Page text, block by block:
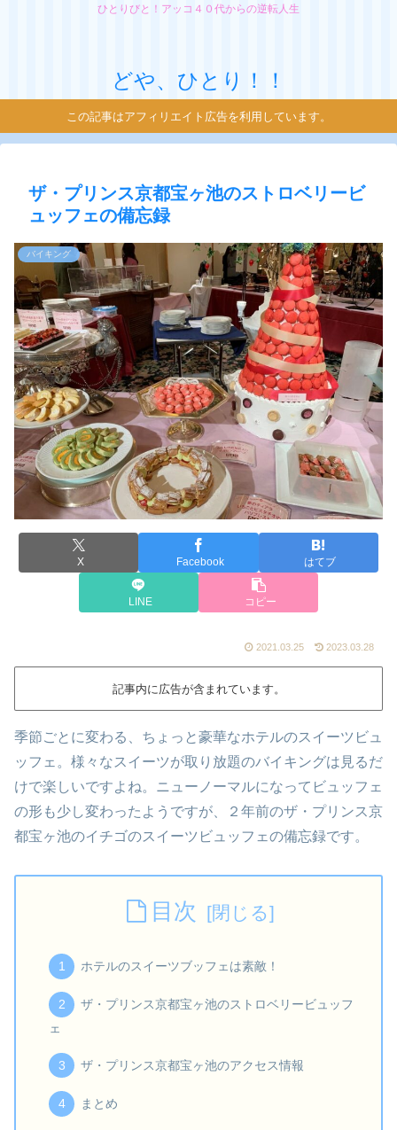
ひとりびと！アッコ４０代からの逆転人生
どや、ひとり！！
この記事はアフィリエイト広告を利用しています。
ザ・プリンス京都宝ヶ池のストロベリービ
ュッフェの備忘録
バイキング
X Facebook はてブ
LINE コピー
2021.03.25 2023.03.28
記事内に広告が含まれています。
季節ごとに変わる、ちょっと豪華なホテルのスイーツビュ
ッフェ。様々なスイーツが取り放題のバイキングは見るだ
けで楽しいですよね。ニューノーマルになってビュッフェ
の形も少し変わったようですが、２年前のザ・プリンス京
都宝ヶ池のイチゴのスイーツビュッフェの備忘録です。
目次
ホテルのスイーツブッフェは素敵！
ザ・プリンス京都宝ヶ池のストロベリービュッフ
ェ
ザ・プリンス京都宝ヶ池のアクセス情報
まとめ